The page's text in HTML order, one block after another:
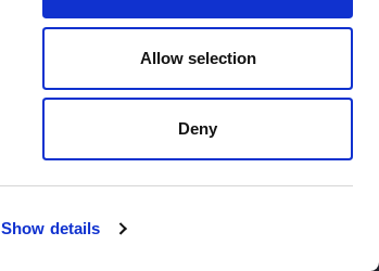
Show details
Allow selection
Deny